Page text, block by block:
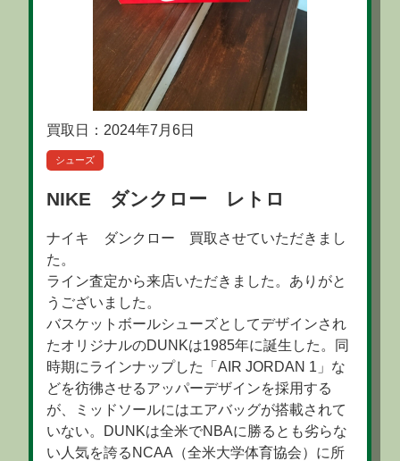
買取日：2024年7月6日
シューズ
NIKE ダンクロー レトロ
ナイキ ダンクロー 買取させていただきまし
た。
ライン査定から来店いただきました。ありがと
うございました。
バスケットボールシューズとしてデザインされ
たオリジナルのDUNKは1985年に誕生した。同
時期にラインナップした「AIR JORDAN 1」な
どを彷彿させるアッパーデザインを採用する
が、ミッドソールにはエアバッグが搭載されて
いない。DUNKは全米でNBAに勝るとも劣らな
い人気を誇るNCAA（全米大学体育協会）に所